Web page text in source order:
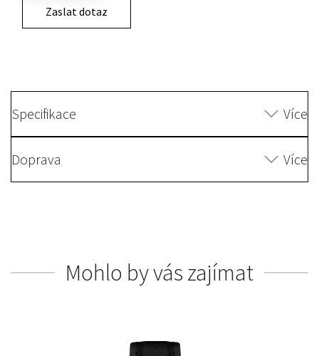
Zaslat dotaz
Specifikace Více
Doprava Více
Mohlo by vás zajímat